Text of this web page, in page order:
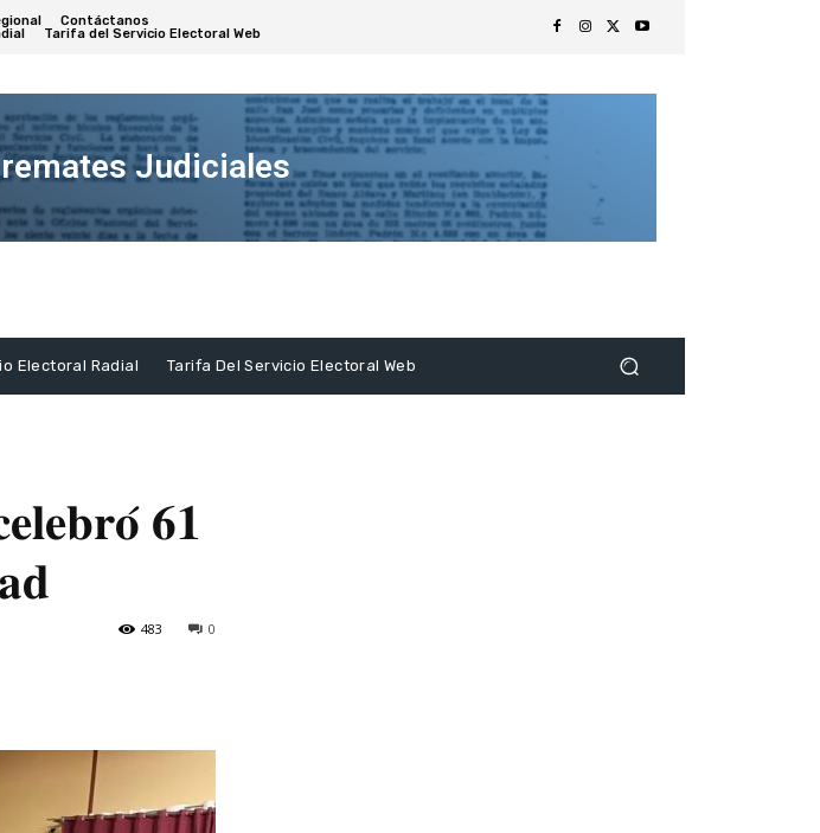
Contáctanos
Tarifa del Servicio Electoral Web
Judiciales
Electoral Radial Tarifa Del Servicio Electoral Web
𝟔𝟏
0
483